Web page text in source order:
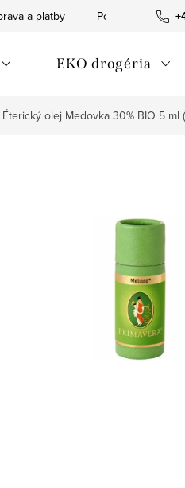
a platby Podmienky
EKO drogéria
Éterický olej Medovka 30% BIO 5 ml